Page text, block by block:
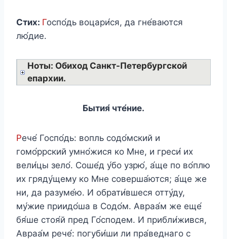
Стих: Госпо́дь воцари́ся, да гне́ваются
лю́дие.
Ноты: Обиход Санкт-Петербургской
епархии.
Бытия́ чте́ние.
Рече́ Госпо́дь: вопль содо́мский и
гомо́ррский умно́жися ко Мне, и греси́ их
вели́цы зело́. Соше́д у́бо узрю́, а́ще по во́плю
их гряду́щему ко Мне соверша́ются; а́ще же
ни, да разуме́ю. И обрати́вшеся отту́ду,
му́жие приидо́ша в Содо́м. Авраа́м же еще́
бя́ше стоя́й пред Го́сподем. И прибли́жився,
Авраа́м рече́: погуби́ши ли пра́веднаго с